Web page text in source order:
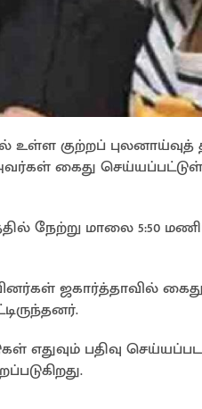
உள்ள குற்றப்
கைது
நேற்று மாலை 5:50
ஜகார்த்தாவில்
எதுவும் பதிவு